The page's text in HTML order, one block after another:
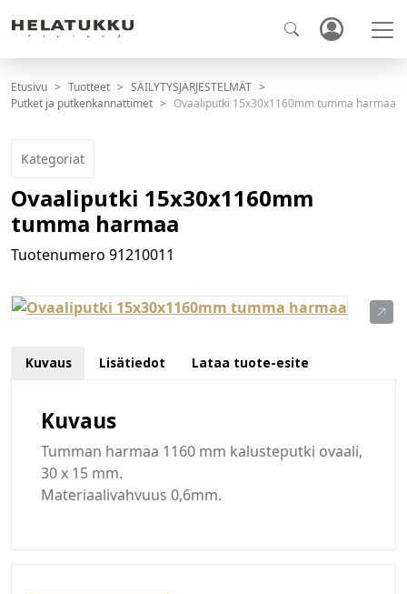
Etusivu Tuotteet
SÄILYTYSJÄRJESTELMÄT
Putket ja putkenkannattimet
Ovaaliputki 15x30x1160mm tumma harmaa
Kategoriat
Ovaaliputki 15x30x1160mm
tumma harmaa
Tuotenumero 91210011
Kuvaus Lisätiedot Lataa tuote-esite
Kuvaus
Tumman harmaa 1160 mm kalusteputki ovaali,
30 x 15 mm.
Materiaalivahvuus 0,6mm.